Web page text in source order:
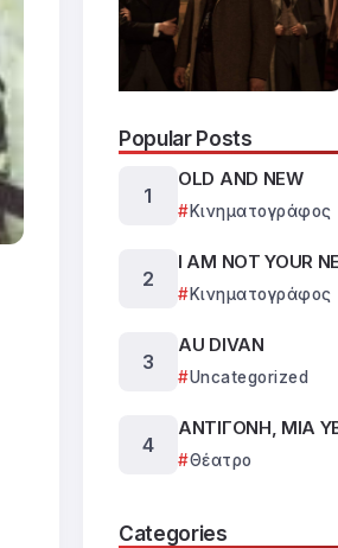
Popular Posts
OLD AND NEW
Κινηματογράφος
I AM NOT YOUR
Κινηματογράφος
AU DIVAN
Uncategorized
ΑΝΤΙΓΟΝΗ, ΜΙΑ
Θέατρο
Categories